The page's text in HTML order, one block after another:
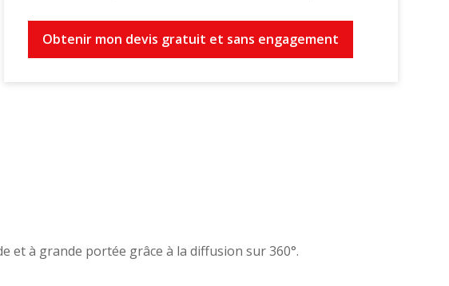
Obtenir mon devis gratuit et sans engagement
et à grande portée grâce à la diffusion sur 360°.